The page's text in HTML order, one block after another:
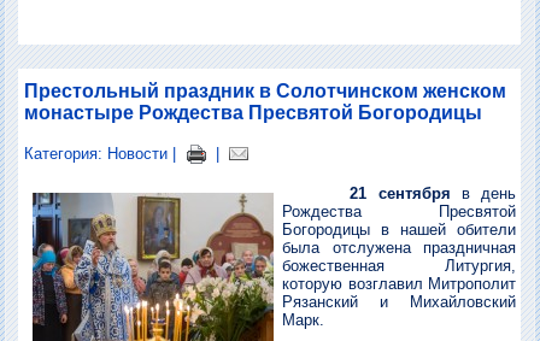
Престольный праздник в Солотчинском женском
монастыре Рождества Пресвятой Богородицы
Категория: Новости | |
21 сентября в день
Рождества Пресвятой
Богородицы в нашей обители
была отслужена праздничная
божественная Литургия,
которую возглавил Митрополит
Рязанский и Михайловский
Марк.